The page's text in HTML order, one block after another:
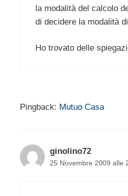
la modalità del calcolo
di decidere la modalità
Ho trovato delle
Pingback: Mutuo Casa
ginolino72
25 Novembre 2009 alle